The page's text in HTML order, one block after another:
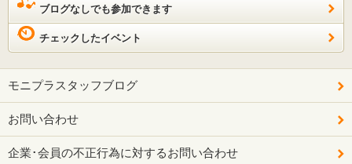
ブログなしでも参加できます
チェックしたイベント
モニプラスタッフブログ
お問い合わせ
企業･会員の不正行為に対するお問い合わせ